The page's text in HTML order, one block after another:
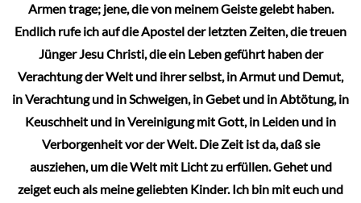
Armen trage; jene, die von meinem Geiste gelebt haben.
Endlich rufe ich auf die Apostel der letzten Zeiten, die treuen
Jünger Jesu Christi, die ein Leben geführt haben der
Verachtung der Welt und ihrer selbst, in Armut und Demut,
in Verachtung und in Schweigen, in Gebet und in Abtötung, in
Keuschheit und in Vereinigung mit Gott, in Leiden und in
Verborgenheit vor der Welt. Die Zeit ist da, daß sie
ausziehen, um die Welt mit Licht zu erfüllen. Gehet und
zeiget euch als meine geliebten Kinder. Ich bin mit euch und